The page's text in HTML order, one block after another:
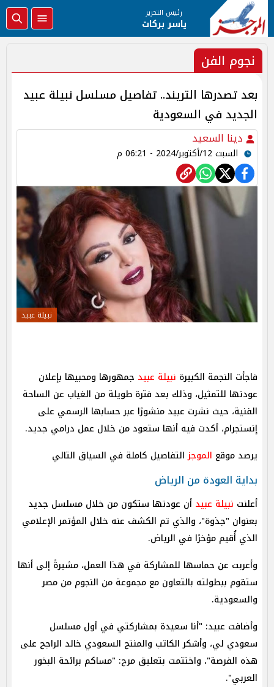
رئيس التحرير
ياسر بركات
نجوم الفن
بعد تصدرها التريند.. تفاصيل مسلسل نبيلة عبيد
الجديد في السعودية
دينا السعيد
السبت 12/أكتوبر/2024 - 06:21 م
نبيلة عبيد
فاجأت النجمة الكبيرة نبيلة عبيد جمهورها ومحبيها بإعلان
عودتها للتمثيل، وذلك بعد فترة طويلة من الغياب عن الساحة
الفنية، حيث نشرت عبيد منشورًا عبر حسابها الرسمي على
إنستجرام، أكدت فيه أنها ستعود من خلال عمل درامي جديد.
يرصد موقع الموجزالتفاصيل كاملة في السياق التالي
بداية العودة من الرياض
أعلنت نبيلة عبيد أن عودتها ستكون من خلال مسلسل جديد
بعنوان "جذوة"، والذي تم الكشف عنه خلال المؤتمر الإعلامي
الذي أُقيم مؤخرًا في الرياض.
وأعربت عن حماسها للمشاركة في هذا العمل، مشيرةً إلى أنها
ستقوم ببطولته بالتعاون مع مجموعة من النجوم من مصر
والسعودية.
وأضافت عبيد: "أنا سعيدة بمشاركتي في أول مسلسل
سعودي لي، وأشكر الكاتب والمنتج السعودي خالد الراجح على
هذه الفرصة"، واختتمت بتعليق مرح: "مساكم برائحة البخور
العربي".